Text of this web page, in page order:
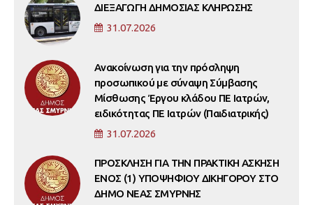
ΔΙΕΞΑΓΩΓΗ ΔΗΜΟΣΙΑΣ ΚΛΗΡΩΣΗΣ
31.07.2026
Ανακοίνωση για την πρόσληψη
προσωπικού με σύναψη Σύμβασης
Μίσθωσης Έργου κλάδου ΠΕ Ιατρών,
ειδικότητας ΠΕ Ιατρών (Παιδιατρικής)
31.07.2026
ΠΡΟΣΚΛΗΣΗ ΓΙΑ ΤΗΝ ΠΡΑΚΤΙΚΗ ΑΣΚΗΣΗ
ΕΝΟΣ (1) ΥΠΟΨΗΦΙΟΥ ΔΙΚΗΓΟΡΟΥ ΣΤΟ
ΔΗΜΟ ΝΕΑΣ ΣΜΥΡΝΗΣ